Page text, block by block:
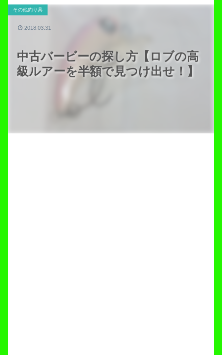
中古バービーの探し方【ロブの高
級ルアーを半額で見つけ出せ！】
その他釣り具
2018.03.31